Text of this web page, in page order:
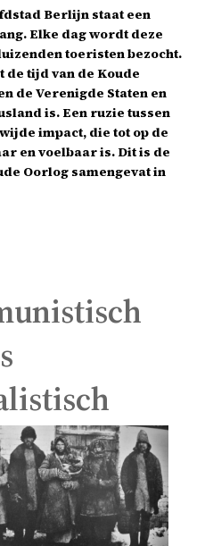
Berlijn staat een
Elke dag wordt deze
toeristen bezocht.
tijd van de Koude
de Verenigde Staten en
is. Een ruzie tussen
impact, die tot op de
en voelbaar is. Dit is de
Oorlog samengevat in